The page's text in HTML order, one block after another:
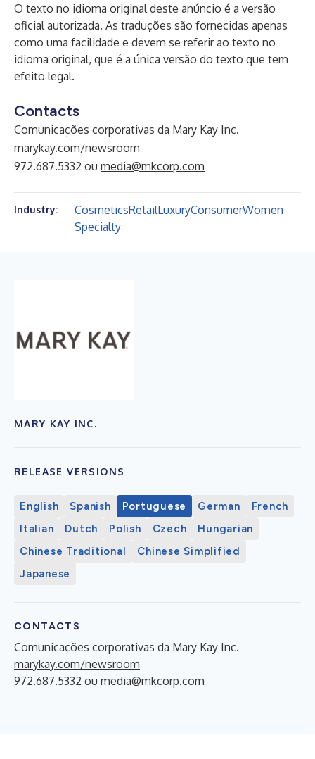
O texto no idioma original deste anúncio é a versão
oficial autorizada. As traduções são fornecidas apenas
como uma facilidade e devem se referir ao texto no
idioma original, que é a única versão do texto que tem
efeito legal.
Contacts
Comunicações corporativas da Mary Kay Inc.
marykay.com/newsroom
972.687.5332 ou media@mkcorp.com
Industry: CosmeticsRetailLuxuryConsumerWomen
Specialty
MARY KAY INC.
RELEASE VERSIONS
English Spanish Portuguese German
French
Italian
Dutch Polish Czech
Hungarian
Chinese Traditional
Chinese Simplified
Japanese
CONTACTS
Comunicações corporativas da Mary Kay Inc.
marykay.com/newsroom
972.687.5332 ou media@mkcorp.com